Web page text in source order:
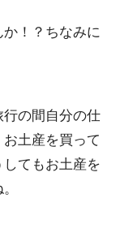
！？ちなみに
の間自分の仕
土産を買って
てもお土産を